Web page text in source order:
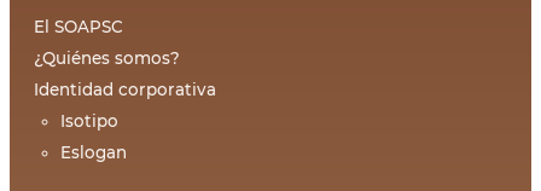
El SOAPSC
¿Quiénes somos?
Identidad corporativa
Isotipo
Eslogan